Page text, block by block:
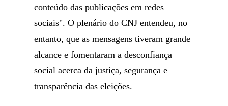
conteúdo das publicações em redes
sociais". O plenário do CNJ entendeu, no
entanto, que as mensagens tiveram grande
alcance e fomentaram a desconfiança
social acerca da justiça, segurança e
transparência das eleições.